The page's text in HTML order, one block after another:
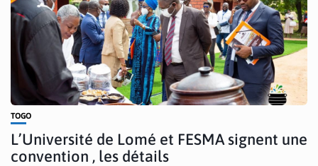
TOGO
L’Université de Lomé et FESMA signent une
convention , les détails